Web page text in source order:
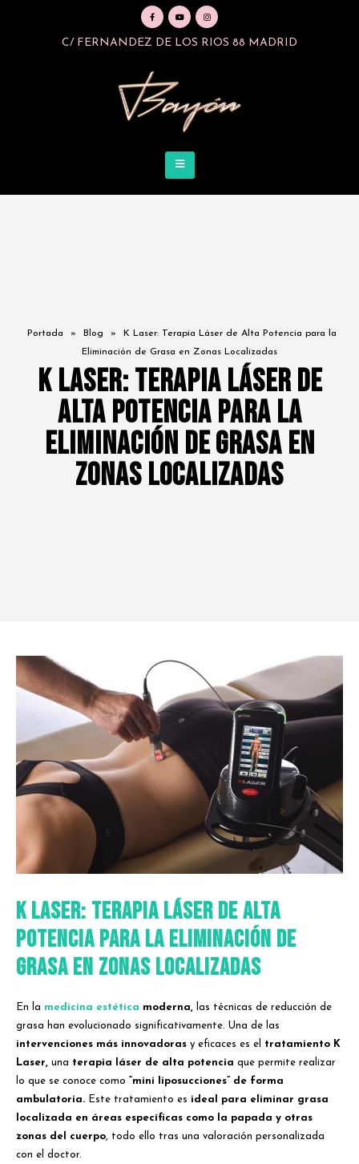
C/ FERNANDEZ DE LOS RIOS 88 MADRID
Portada » Blog »
K Laser: Terapia Láser de Alta Potencia para la
Eliminación de Grasa en Zonas Localizadas
K Laser: Terapia Láser de
Alta Potencia para la
Eliminación de Grasa en
Zonas Localizadas
K Laser: Terapia Láser de Alta
Potencia para la Eliminación de
Grasa en Zonas Localizadas
En la medicina estética moderna, las técnicas de reducción de
grasa han evolucionado significativamente. Una de las
intervenciones más innovadoras y eficaces es el tratamiento K
Laser, una terapia láser de alta potencia que permite realizar
lo que se conoce como
“mini liposucciones”
de forma
ambulatoria. Este tratamiento es ideal para eliminar grasa
localizada en áreas específicas como la papada y otras
zonas del cuerpo, todo ello tras una valoración personalizada
con el doctor.